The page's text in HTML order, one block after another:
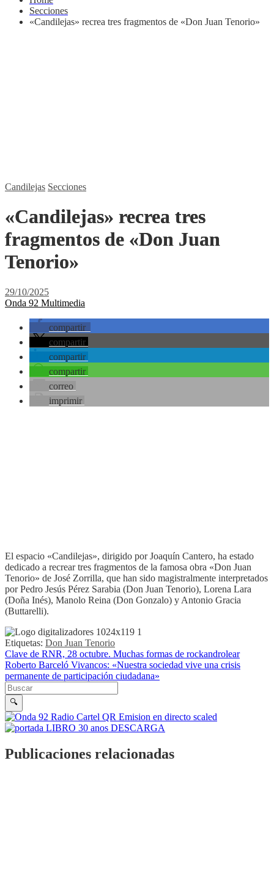
Secciones
«Candilejas» recrea tres fragmentos de «Don Juan Tenorio»
Candilejas Secciones
«Candilejas» recrea tres
fragmentos de «Don Juan
Tenorio»
29/10/2025
Onda 92 Multimedia
compartir
compartir
compartir
compartir
correo
imprimir
El espacio «Candilejas», dirigido por Joaquín Cantero, ha estado
dedicado a recrear tres fragmentos de la famosa obra «Don Juan
Tenorio» de José Zorrilla, que han sido magistralmente interpretados
por Pedro Jesús Pérez Sarabia (Don Juan Tenorio), Lorena Lara
(Doña Inés), Manolo Reina (Don Gonzalo) y Antonio Gracia
(Buttarelli).
Etiquetas: Don Juan Tenorio
Navegación de entradas
Clave de RNR, 28 octubre. Muchas formas de rockandrolear
Roberto Barceló Vivancos: «Nuestra sociedad vive una crisis
permanente de participación ciudadana»
Buscar en la web
Buscar
🔍
Publicaciones relacionadas